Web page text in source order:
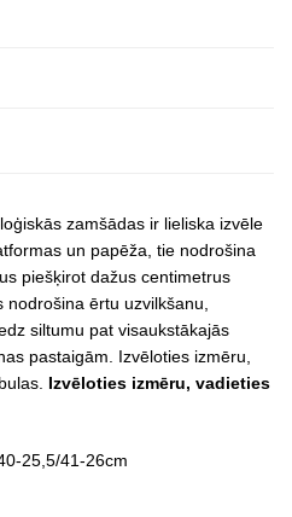
zamšādas ir lieliska izvēle
un papēža, tie nodrošina
piešķirot dažus centimetrus
nodrošina ērtu uzvilkšanu,
siltumu pat visaukstākajās
pastaigām. Izvēloties izmēru,
Izvēloties izmēru, vadieties
25,5/41-26cm